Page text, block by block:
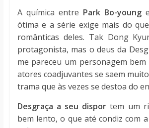
A química entre Park Bo-young e
ótima e a série exige mais do
românticas deles. Tak Dong
protagonista, mas o deus da
me pareceu um personagem bem
atores coadjuvantes se saem
trama que às vezes se destoa do
Desgraça a seu dispor tem um
bem lento, o que até condiz com